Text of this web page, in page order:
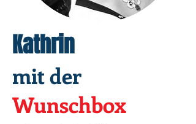
Kathrin
mit der
Wunschbox